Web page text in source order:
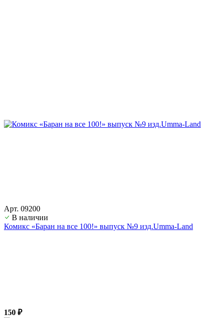
Арт. 09200
В наличии
Комикс «Баран на все 100!» выпуск №9 изд.Umma-Land
150 ₽